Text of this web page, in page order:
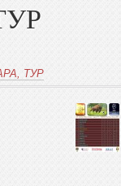
ТУР